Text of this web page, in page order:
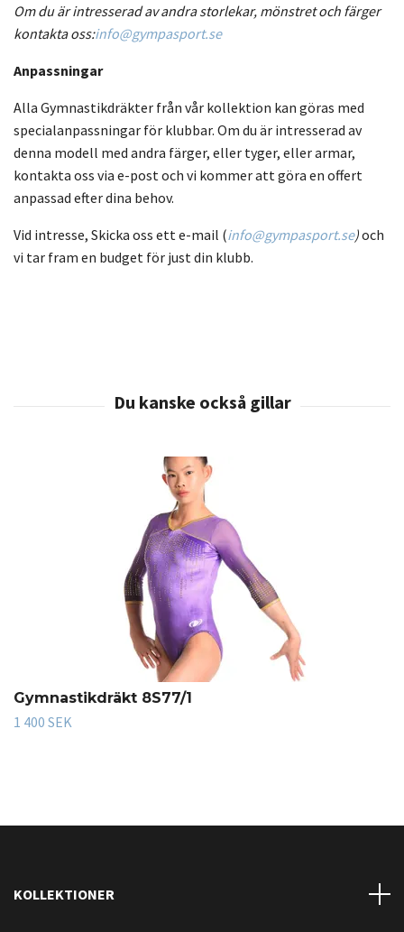
Om du är intresserad av andra storlekar, mönstret och färger
kontakta oss:info@gympasport.se
Anpassningar
Alla Gymnastikdräkter från vår kollektion kan göras med
specialanpassningar för klubbar. Om du är intresserad av
denna modell med andra färger, eller tyger, eller armar,
kontakta oss via e-post och vi kommer att göra en offert
anpassad efter dina behov.
Vid intresse, Skicka oss ett e-mail (info@gympasport.se)och
vi tar fram en budget för just din klubb.
Gymnastikdräkt 8S77/1
1 400 SEK
KOLLEKTIONER